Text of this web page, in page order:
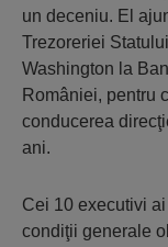
un deceniu. El
Trezoreriei
Washington la
României, pentru
conducerea
ani.
Cei 10 executivi
condiţii generale